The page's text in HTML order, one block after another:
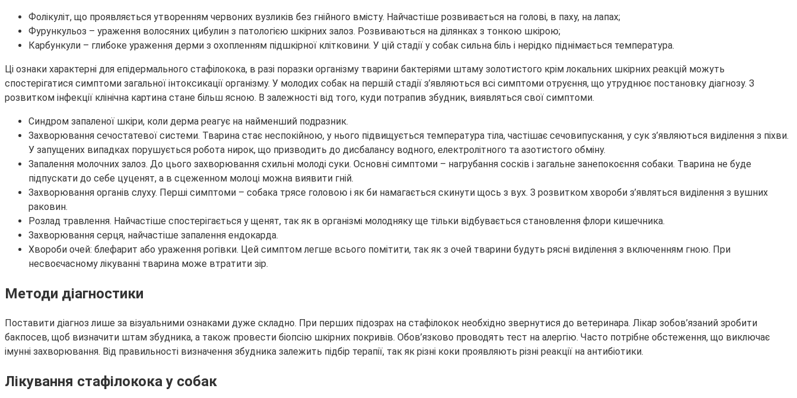
Фолікуліт, що проявляється утворенням червоних вузликів без гнійного вмісту. Найчастіше розвивається на голові, в паху, на лапах;
Фурункульоз – ураження волосяних цибулин з патологією шкірних залоз. Розвиваються на ділянках з тонкою шкірою;
Карбункули – глибоке ураження дерми з охопленням підшкірної клітковини. У цій стадії у собак сильна біль і нерідко піднімається температура.
Ці ознаки характерні для епідермального стафілокока, в разі поразки організму тварини бактеріями штаму золотистого крім локальних шкірних реакцій можуть
спостерігатися симптоми загальної інтоксикації організму. У молодих собак на першій стадії з’являються всі симптоми отруєння, що утруднює постановку діагнозу. З
розвитком інфекції клінічна картина стане більш ясною. В залежності від того, куди потрапив збудник, виявляться свої симптоми.
Синдром запаленої шкіри, коли дерма реагує на найменший подразник.
Захворювання сечостатевої системи. Тварина стає неспокійною, у нього підвищується температура тіла, частішає сечовипускання, у сук з’являються виділення з піхви.
У запущених випадках порушується робота нирок, що призводить до дисбалансу водного, електролітного та азотистого обміну.
Запалення молочних залоз. До цього захворювання схильні молоді суки. Основні симптоми – нагрубання сосків і загальне занепокоєння собаки. Тварина не буде
підпускати до себе цуценят, а в сцеженном молоці можна виявити гній.
Захворювання органів слуху. Перші симптоми – собака трясе головою і як би намагається скинути щось з вух. З розвитком хвороби з’являться виділення з вушних
раковин.
Розлад травлення. Найчастіше спостерігається у щенят, так як в організмі молодняку ще тільки відбувається становлення флори кишечника.
Захворювання серця, найчастіше запалення ендокарда.
Хвороби очей: блефарит або ураження рогівки. Цей симптом легше всього помітити, так як з очей тварини будуть рясні виділення з включенням гною. При
несвоєчасному лікуванні тварина може втратити зір.
Методи діагностики
Поставити діагноз лише за візуальними ознаками дуже складно. При перших підозрах на стафілокок необхідно звернутися до ветеринара. Лікар зобов’язаний зробити
бакпосев, щоб визначити штам збудника, а також провести біопсію шкірних покривів. Обов’язково проводять тест на алергію. Часто потрібне обстеження, що виключає
імунні захворювання. Від правильності визначення збудника залежить підбір терапії, так як різні коки проявляють різні реакції на антибіотики.
Лікування стафілокока у собак